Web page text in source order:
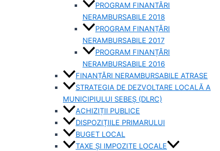
PROGRAM FINANTĂRI
NERAMBURSABILE 2018
PROGRAM FINANȚĂRI
NERAMBURSABILE 2017
PROGRAM FINANȚĂRI
NERAMBURSABILE 2016
FINANȚĂRI NERAMBURSABILE ATRASE
STRATEGIA DE DEZVOLTARE LOCALĂ A
MUNICIPIULUI SEBEȘ (DLRC)
ACHIZIȚII PUBLICE
DISPOZIȚIILE PRIMARULUI
BUGET LOCAL
TAXE ȘI IMPOZITE LOCALE